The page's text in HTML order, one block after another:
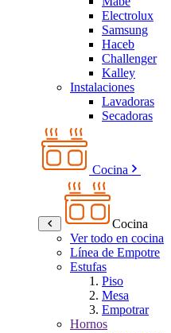
Electrolux
Samsung
Haceb
Challenger
Kalley
Instalaciones
Lavadoras
Secadoras
Cocina
Cocina
Ver todo en cocina
Línea de Empotre
Estufas
Piso
Mesa
Empotrar
Hornos